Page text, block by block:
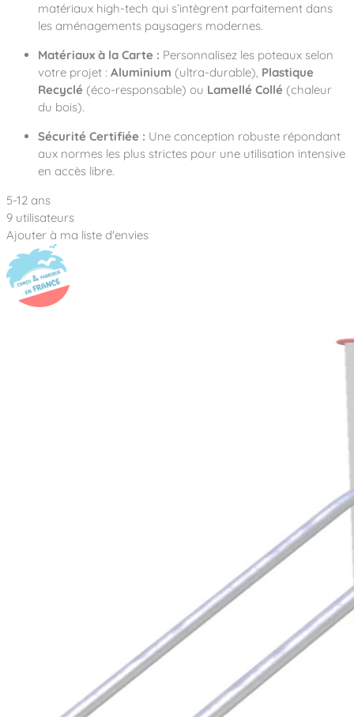
matériaux high-tech qui s’intègrent parfaitement dans
les aménagements paysagers modernes.
Matériaux à la Carte : Personnalisez les poteaux selon
votre projet : Aluminium (ultra-durable), Plastique
Recyclé (éco-responsable) ou Lamellé Collé (chaleur
du bois).
Sécurité Certifiée : Une conception robuste répondant
aux normes les plus strictes pour une utilisation intensive
en accès libre.
5-12 ans
9 utilisateurs
Ajouter à ma liste d'envies